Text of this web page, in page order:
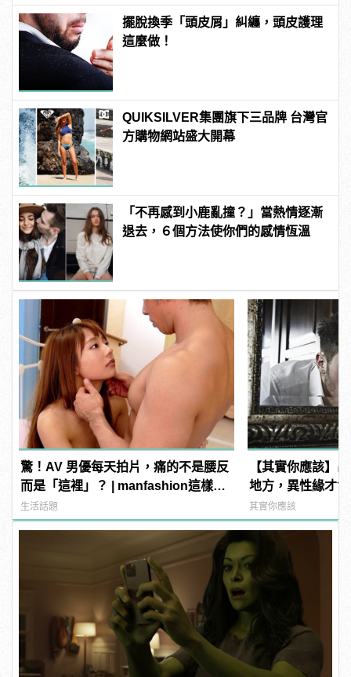
擺脫換季「頭皮屑」糾纏，頭皮護理
這麼做！
QUIKSILVER集團旗下三品牌 台灣官
方購物網站盛大開幕
「不再感到小鹿亂撞？」當熱情逐漸
退去，６個方法使你們的感情恆溫
驚！AV 男優每天拍片，痛的不是腰反
而是「這裡」？ | manfashion這樣變
型男
生活話題
【其實你應該】
地方，異性緣才
其實你應該